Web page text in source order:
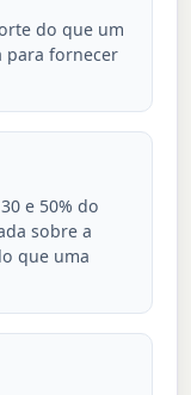
do que um
para fornecer
e 50% do
sobre a
que uma